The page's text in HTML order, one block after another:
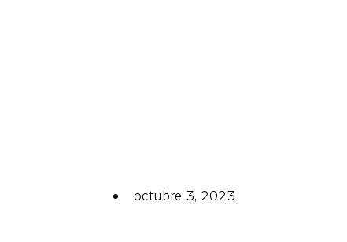
octubre 3, 2023